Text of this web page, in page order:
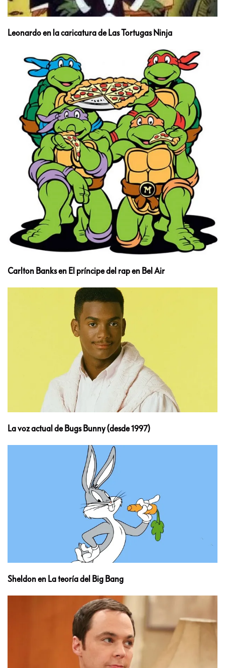
Leonardo en la caricatura de Las Tortugas Ninja
Carlton Banks en El príncipe del rap en Bel Air
La voz actual de Bugs Bunny (desde 1997)
Sheldon en La teoría del Big Bang